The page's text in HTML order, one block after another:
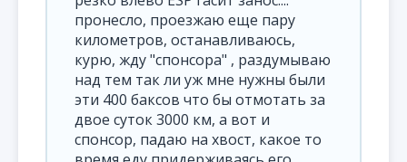
пронесло, проезжаю еще пару
километров, останавливаюсь,
курю, жду "спонсора" , раздумываю
над тем так ли уж мне нужны были
эти 400 баксов что бы отмотать за
двое суток 3000 км, а вот и
спонсор, падаю на хвост, какое то